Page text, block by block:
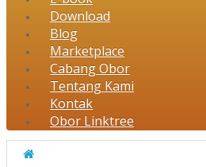
Download
Blog
Marketplace
Cabang Obor
Tentang Kami
Kontak
Obor Linktree